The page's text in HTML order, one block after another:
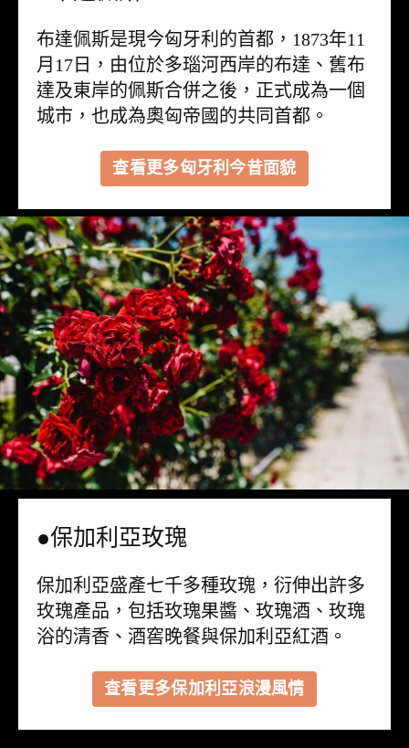
布達佩斯是現今匈牙利的首都，1873年11
月17日，由位於多瑙河西岸的布達、舊布
達及東岸的佩斯合併之後，正式成為一個
城市，也成為奧匈帝國的共同首都。
查看更多匈牙利今昔面貌
●保加利亞玫瑰
保加利亞盛產七千多種玫瑰，衍伸出許多
玫瑰產品，包括玫瑰果醬、玫瑰酒、玫瑰
浴的清香、酒窖晚餐與保加利亞紅酒。
查看更多保加利亞浪漫風情